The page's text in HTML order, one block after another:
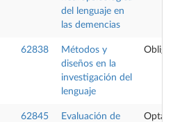
del lenguaje en
las demencias
62838
Métodos y
diseños en la
investigación del
lenguaje
62845
Evaluación de